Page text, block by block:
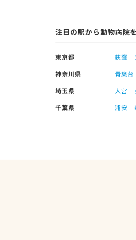
注目の駅から動物病院
東京都 荻窪
神奈川県
青葉台
埼玉県
大宮
千葉県
浦安